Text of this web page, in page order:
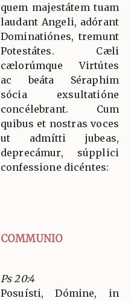
quem majestátem tuam
laudant Angeli, adórant
Dominatiónes, tremunt
Potestátes. Cæli
cælorúmque Virtútes
ac beáta Séraphim
sócia exsultatióne
concélebrant. Cum
quibus et nostras voces
ut admítti jubeas,
deprecámur, súpplici
confessione dicéntes:
COMMUNIO
Ps 20:4
Posuísti, Dómine, in